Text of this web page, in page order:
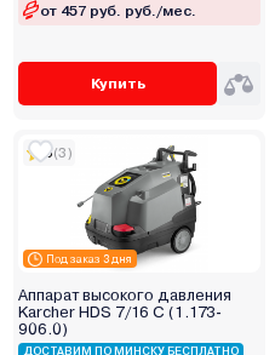
от 457 руб. руб./мес.
Купить
Под заказ 3 дня
5(3)
Аппарат высокого давления
Karcher HDS 7/16 C (1.173-
906.0)
ДОСТАВИМ ПО МИНСКУ БЕСПЛАТНО